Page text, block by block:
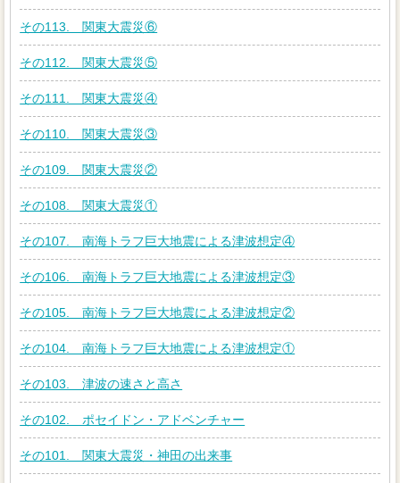
その113. 関東大震災⑥
その112. 関東大震災⑤
その111. 関東大震災④
その110. 関東大震災③
その109. 関東大震災②
その108. 関東大震災①
その107. 南海トラフ巨大地震による津波想定④
その106. 南海トラフ巨大地震による津波想定③
その105. 南海トラフ巨大地震による津波想定②
その104. 南海トラフ巨大地震による津波想定①
その103. 津波の速さと高さ
その102. ポセイドン・アドベンチャー
その101. 関東大震災・神田の出来事